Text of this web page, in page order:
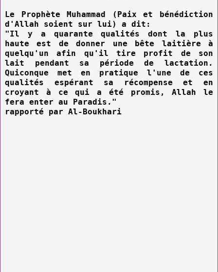
Le Prophète Muhammad (Paix et bénédiction
d'Allah soient sur lui) a dit:
"Il y a quarante qualités dont la plus
haute est de donner une bête laitière à
quelqu'un afin qu'il tire profit de son
lait pendant sa période de lactation.
Quiconque met en pratique l'une de ces
qualités espérant sa récompense et en
croyant à ce qui a été promis, Allah le
fera enter au Paradis."
rapporté par Al-Boukhari